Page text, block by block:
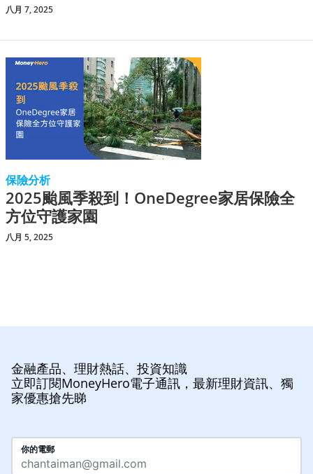
八月 7, 2025
保險分析
2025颱風季殺到！OneDegree家居保險全
方位守護家園
八月 5, 2025
金融產品、理財熱話、投資知識
立即訂閱MoneyHero電子通訊，最新理財資訊、獨
家優惠搶先睇